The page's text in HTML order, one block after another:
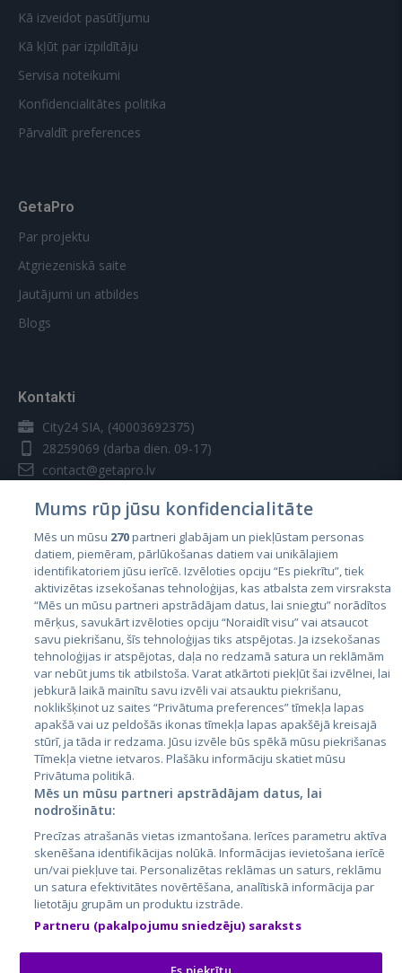
Kā izveidot pasūtījumu
Kā kļūt par izpildītāju
Servisa noteikumi
Konfidencialitātes politika
Pārvaldīt preferences
GetaPro
Par projektu
Atgriezeniskā saite
Jautājumi un atbildes
Blogs
Kontakti
City24 SIA, (40003692375)
28259069 (darba dien. 09-17)
contact@getapro.lv
Valstis
Igaunija
Latvija
Lietuva
City24.lv
City24.ee
GetaPro.lv
GetaPro.ee
Skelbiu.lt
Autoplius.lt
Aruodas.lt
CVbankas.lt
Kainos.lt
Paslaugos.lt
auto24.ee
Osta.ee
KuldneBörs.ee
Mums rūp jūsu konfidencialitāte
Mēs un mūsu 270partneri glabājam un piekļūstam personas
datiem, piemēram, pārlūkošanas datiem vai unikālajiem
identifikatoriem jūsu ierīcē. Izvēloties opciju “Es piekrītu”, tiek
aktivizētas izsekošanas tehnoloģijas, kas atbalsta zem virsraksta
“Mēs un mūsu partneri apstrādājam datus, lai sniegtu” norādītos
mērķus, savukārt izvēloties opciju “Noraidīt visu” vai atsaucot
savu piekrišanu, šīs tehnoloģijas tiks atspējotas. Ja izsekošanas
tehnoloģijas ir atspējotas, daļa no redzamā satura un reklāmām
var nebūt jums tik atbilstoša. Varat atkārtoti piekļūt šai izvēlnei, lai
jebkurā laikā mainītu savu izvēli vai atsauktu piekrišanu,
noklikšķinot uz saites “Privātuma preferences” tīmekļa lapas
apakšā vai uz peldošās ikonas tīmekļa lapas apakšējā kreisajā
stūrī, ja tāda ir redzama. Jūsu izvēle būs spēkā mūsu piekrišanas
Tīmekļa vietne ietvaros. Plašāku informāciju skatiet mūsu
Privātuma politikā.
Mēs un mūsu partneri apstrādājam datus, lai
nodrošinātu:
Precīzas atrašanās vietas izmantošana. Ierīces parametru aktīva
skenēšana identifikācijas nolūkā. Informācijas ievietošana ierīcē
un/vai piekļuve tai. Personalizētas reklāmas un saturs, reklāmu
un satura efektivitātes novērtēšana, analītiskā informācija par
lietotāju grupām un produktu izstrāde.
Partneru (pakalpojumu sniedzēju) saraksts